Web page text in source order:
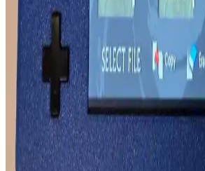
Grundig ve Xiaomi Taşınabilir
Karşılaştırması: Teknik Özellikler
Avantajları
Grundig ve Xiaomi hoparlörlerin ses kalitesi,
özellikleri karşılaştırılarak, farklı kullanım
seçeneği belirlemenize yardımcı olur.
QCY T13 ve Huawei FreeBuds
Karşılaştırması: Hangi Model